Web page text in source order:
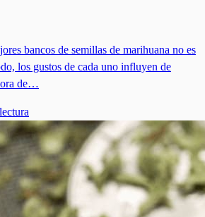
bancos de semillas de marihuana no es
los gustos de cada uno influyen de
de…